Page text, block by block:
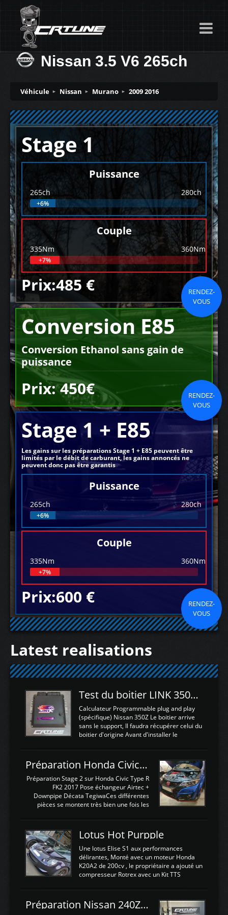
Nissan 3.5 V6 265ch
Véhicule Nissan Murano 2009 2016
Stage 1
Puissance
265ch 280ch
+6%
Couple
335Nm 360Nm
+7%
Prix:485 €
RENDEZ-
VOUS
Conversion E85
Conversion Ethanol sans gain de
puissance
Prix: 450€
RENDEZ-
VOUS
Stage 1 + E85
Les gains sur les préparations Stage 1 + E85 peuvent être
limités par le débit de carburant, les gains annoncés ne
peuvent donc pas être garantis
Puissance
265ch 280ch
+6%
Couple
335Nm 360Nm
+7%
Prix:600 €
RENDEZ-
VOUS
Latest realisations
Test du boitier LINK 350Z Plugin ECU
Calculateur Programmable plug and play
(spécifique) Nissan 350Z Le boitier arrive
sans le support, Il faudra récupérer celui du
boitier d'origine Avant d'installer le
d'envoyer l'information de la large bande
dans le boitier. sydney sweeney deepfake
La sortie 0-5V de l'afr sera connectée sur
l'entrée AN Volt 8 et GndAN pour
Analogique, et Volt car l'information est une
tension (Pas une résistance variable d'un
est temps de brancher le ...
Préparation Honda Civic Type R FK2
Préparation Stage 2 sur Honda Civic Type R
FK2 2017 Pose échangeur Airtec +
Downpipe Décata TegiwaCes différentes
pièces se montent très bien une fois les
légere découpe du plastique inferieur,
negénant en rien la structure ou le
fonctionnement du fond plat. Une
reprogrammation Stage 2 est faite sur le
calculateur d'origine. Une alternative
économique au passage sur Hondata
d'origine 310cv et 400Nn , Une fois
reprogrammé et les ...
Lotus Hot Purpple
Une lotus Elise S1 aux performances
délirantes, Monté avec un moteur Honda
K20A2 de 200cv , le propriétaire a ajouté un
compresseur Rotrex avec un Kit TTS
d'augmenter la puissance de son moteur:
un watercooler a été ajouté. 300Cv sans
Préparation Nissan 240Z SR20DET